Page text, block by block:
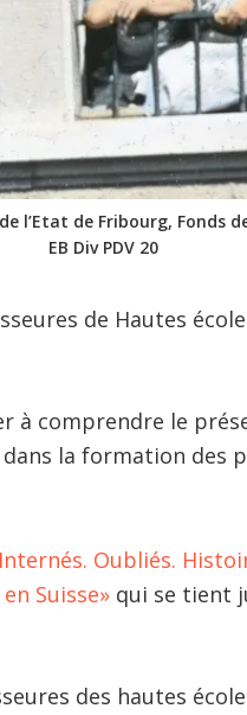
l’Etat de Fribourg, Fonds
EB Div PDV 20
de Hautes
à comprendre le
la formation des
Oubliés.
Suisse» qui se tient
des hautes